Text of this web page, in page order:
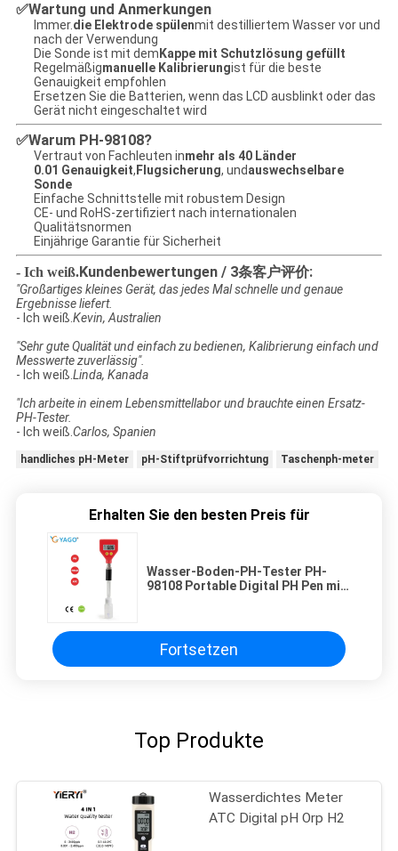
✅Wartung und Anmerkungen
Immer.die Elektrode spülenmit destilliertem Wasser vor und
nach der Verwendung
Die Sonde ist mit dem Kappe mit Schutzlösung gefüllt
Regelmäßigmanuelle Kalibrierungist für die beste
Genauigkeit empfohlen
Ersetzen Sie die Batterien, wenn das LCD ausblinkt oder das
Gerät nicht eingeschaltet wird
✅Warum PH-98108?
Vertraut von Fachleuten inmehr als 40 Länder
0.01 Genauigkeit, Flugsicherung, undauswechselbare
Sonde
Einfache Schnittstelle mit robustem Design
CE- und RoHS-zertifiziert nach internationalen
Qualitätsnormen
Einjährige Garantie für Sicherheit
- Ich weiß.Kundenbewertungen / 3条客户评价:
"Großartiges kleines Gerät, das jedes Mal schnelle und genaue
Ergebnisse liefert.
- Ich weiß.Kevin, Australien
"Sehr gute Qualität und einfach zu bedienen, Kalibrierung einfach und
Messwerte zuverlässig".
- Ich weiß.Linda, Kanada
"Ich arbeite in einem Lebensmittellabor und brauchte einen Ersatz-
PH-Tester.
- Ich weiß.Carlos, Spanien
handliches pH-Meter pH-Stiftprüfvorrichtung Taschenph-meter
Erhalten Sie den besten Preis für
Wasser-Boden-PH-Tester PH-
98108 Portable Digital PH Pen mit
Fortsetzen
Top Produkte
Wasserdichtes Meter
ATC Digital pH Orp H2